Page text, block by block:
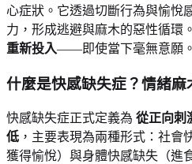
心症狀。它透過切斷行為與愉悅
力，形成逃避與麻木的惡性循環
重新投入——即使當下毫無意願。
什麼是快感缺失症？情緒麻
快感缺失症正式定義為 從正向刺
低 ，主要表現為兩種形式：社會
獲得愉悅）與身體快感缺失（進